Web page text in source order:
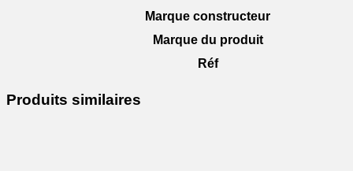
Marque constructeur
Marque du produit
Réf
Produits similaires